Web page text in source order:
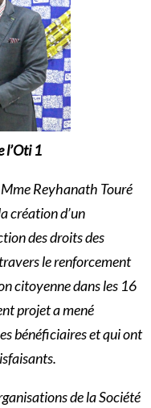
l’Oti 1
Reyhanath Touré
création d’un
des droits des
le renforcement
citoyenne dans les 16
projet a mené
bénéficiaires et qui ont
de la Société